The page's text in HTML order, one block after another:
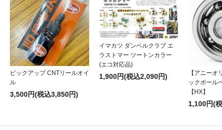
ピックアップ CNTリールオイ
ル
3,500円(税込3,850円)
イマカツ ダンベルクラブ エ
ラストマー ツートンカラー
(エコ対応品)
1,900円(税込2,090円)
【アニーオ
ックボール
【HX】
1,100円(